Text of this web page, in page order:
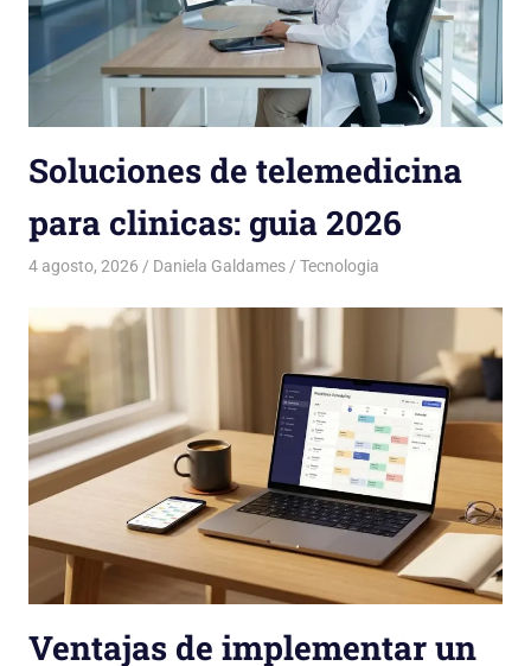
Soluciones de telemedicina
para clinicas: guia 2026
4 agosto, 2026 Daniela Galdames Tecnologia
Ventajas de implementar un